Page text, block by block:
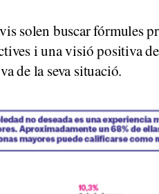
solen buscar fórmules
i una visió positiva
de la seva situació.